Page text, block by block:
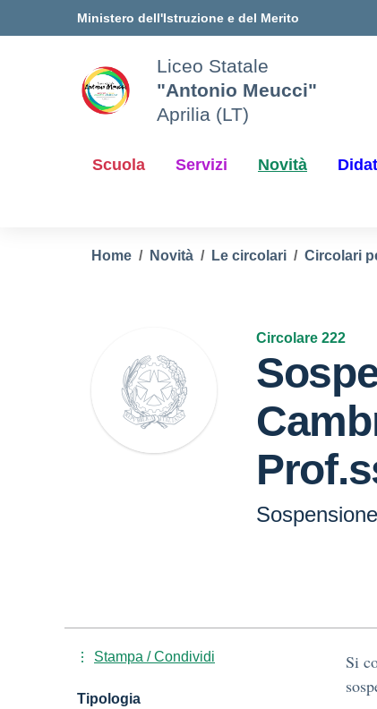
Ministero dell'Istruzione e del Merito
Liceo Statale
"Antonio Meucci"
Aprilia (LT)
Scuola Servizi Novità
Home Novità Le circolari Circolari
Circolare 222
Si
Stampa / Condividi
Tipologia